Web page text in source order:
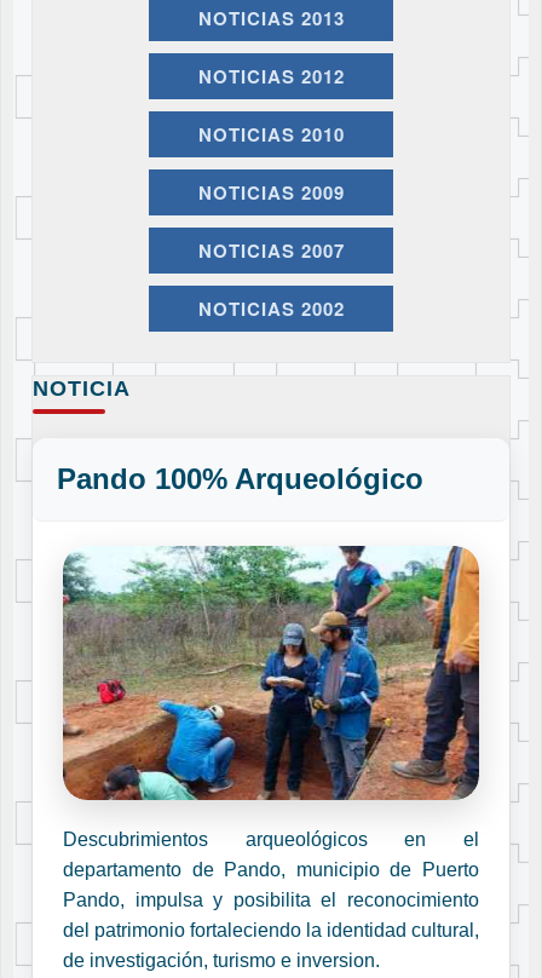
NOTICIAS 2013
NOTICIAS 2012
NOTICIAS 2010
NOTICIAS 2009
NOTICIAS 2007
NOTICIAS 2002
NOTICIA
Pando 100% Arqueológico
Descubrimientos arqueológicos en el
departamento de Pando, municipio de Puerto
Pando, impulsa y posibilita el reconocimiento
del patrimonio fortaleciendo la identidad cultural,
de investigación, turismo e inversion.